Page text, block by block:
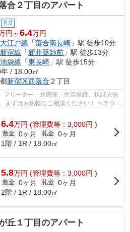
合２丁目のアパート
礼0
円～6.4万円
江戸線 「落合南長崎 」駅 徒歩10分
宿線 「新井薬師前 」駅 徒歩13分
袋線 「東長崎 」駅 徒歩15分
/ 18.00㎡
新宿区西落合 ２丁目
フリーター、水商売、生活保護、保証人無
まずはお気軽にご相談ください！ べテラン
...
6.4万円 (管理費等：3,000円 )
敷金 0ヶ月 礼金 0ヶ月
1階 / 1R / 18.00㎡
5.8万円 (管理費等：3,000円 )
敷金 0ヶ月 礼金 0ヶ月
2階 / 1R / 18.00㎡
丘１丁目のアパート